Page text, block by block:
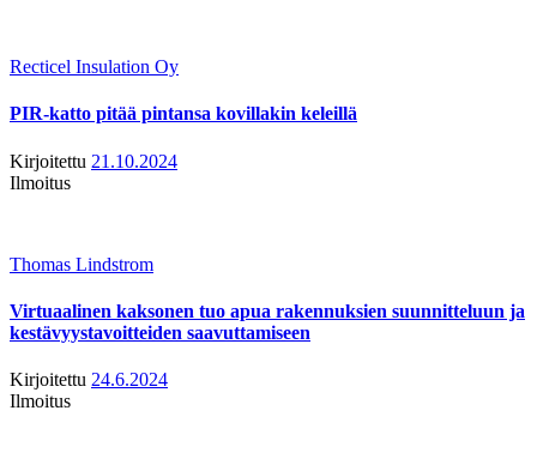
Recticel Insulation Oy
PIR-katto pitää pintansa kovillakin keleillä
Kirjoitettu 21.10.2024
Ilmoitus
Thomas Lindstrom
Virtuaalinen kaksonen tuo apua rakennuksien suunnitteluun ja
kestävyystavoitteiden saavuttamiseen
Kirjoitettu 24.6.2024
Ilmoitus